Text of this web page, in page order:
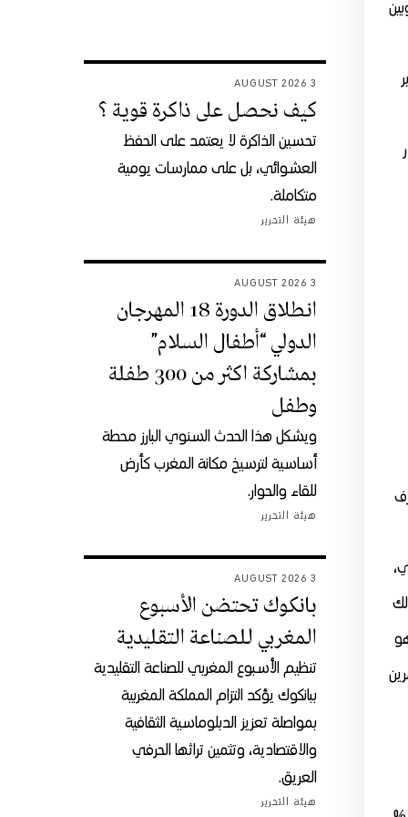
3 AUGUST 2026
كيف نحصل على ذاكرة قوية ؟
تحسين الذاكرة لا يعتمد على الحفظ
العشوائي، بل على ممارسات يومية
متكاملة.
هيئة التحرير
3 AUGUST 2026
انطلاق الدورة 18 المهرجان
الدولي “أطفال السلام”
بمشاركة اكثر من 300 طفلة
وطفل
ويشكل هذا الحدث السنوي البارز محطة
أساسية لترسيخ مكانة المغرب كأرض
للقاء والحوار.
هيئة التحرير
3 AUGUST 2026
بانكوك تحتضن الأسبوع
المغربي للصناعة التقليدية
تنظيم الأسبوع المغربي للصناعة التقليدية
ببانكوك يؤكد التزام المملكة المغربية
بمواصلة تعزيز الدبلوماسية الثقافية
والاقتصادية، وتثمين تراثها الحرفي
العريق.
هيئة التحرير